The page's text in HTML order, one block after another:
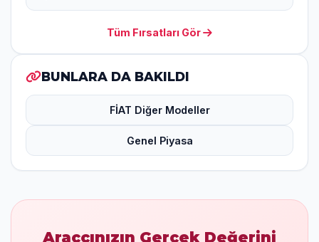
Tüm Fırsatları Gör
BUNLARA DA BAKILDI
FİAT Diğer Modeller
Genel Piyasa
Araçcınızın Gerçek Değerini